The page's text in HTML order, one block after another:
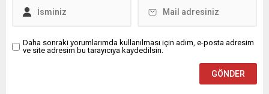
Delen mesajında şu
Daha sonraki yorumlarımda kullanılması için adım, e-posta adresim
ve site adresim bu tarayıcıya kaydedilsin.